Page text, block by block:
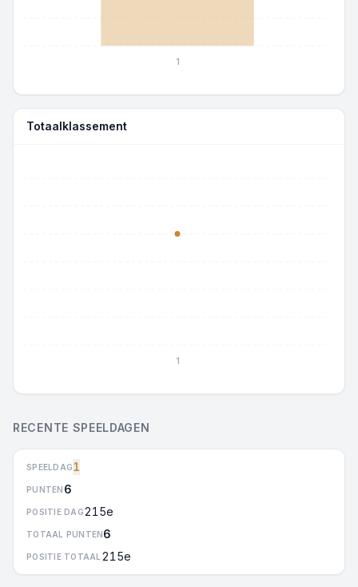
1
Totaalklassement
1
RECENTE SPEELDAGEN
SPEELDAG1
PUNTEN 6
POSITIE DAG215e
TOTAAL PUNTEN6
POSITIE TOTAAL 215e